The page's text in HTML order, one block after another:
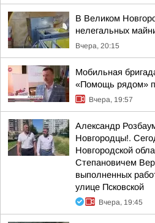
В Великом
нелегальных
Вчера, 20:15
Мобильная
«Помощь рядом»
Вчера, 19:57
Александр
Новгородцы!.
Новгородской
Степановичем
выполненных
улице Псковской
Вчера, 19:45